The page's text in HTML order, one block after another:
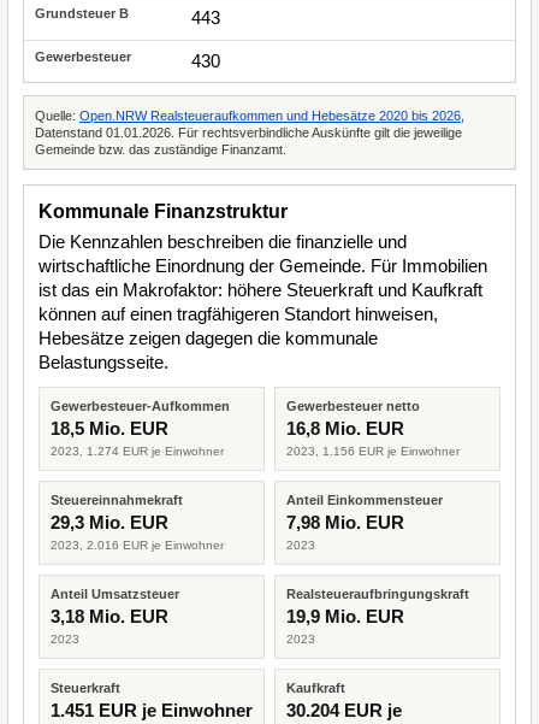
443
430
Quelle: Open.NRW Realsteueraufkommen und Hebesätze 2020 bis 2026
Datenstand 01.01.2026. Für rechtsverbindliche Auskünfte gilt die jeweilige
Gemeinde bzw. das zuständige Finanzamt.
Kommunale Finanzstruktur
Die Kennzahlen beschreiben die finanzielle und
wirtschaftliche Einordnung der Gemeinde. Für Immobilien
ist das ein Makrofaktor: höhere Steuerkraft und Kaufkraft
können auf einen tragfähigeren Standort hinweisen,
Hebesätze zeigen dagegen die kommunale
Belastungsseite.
Gewerbesteuer-Aufkommen
18,5 Mio. EUR
2023, 1.274 EUR je Einwohner
Gewerbesteuer netto
16,8 Mio. EUR
2023, 1.156 EUR je Einwohner
Steuereinnahmekraft
29,3 Mio. EUR
2023, 2.016 EUR je Einwohner
Anteil Einkommensteuer
7,98 Mio. EUR
2023
Anteil Umsatzsteuer
3,18 Mio. EUR
2023
Realsteueraufbringungskraft
19,9 Mio. EUR
2023
Steuerkraft
1.451 EUR je Einwohner
Kaufkraft
30.204 EUR je